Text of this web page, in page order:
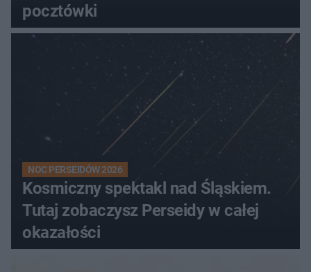
pocztówki
NOC PERSEIDÓW 2026
Kosmiczny spektakl nad Śląskiem.
Tutaj zobaczysz Perseidy w całej
okazałości